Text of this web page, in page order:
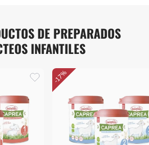
DE PREPARADOS
INFANTILES
-17%